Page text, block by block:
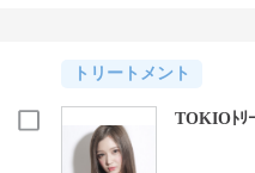
トリートメント
TOKIOﾄﾘ